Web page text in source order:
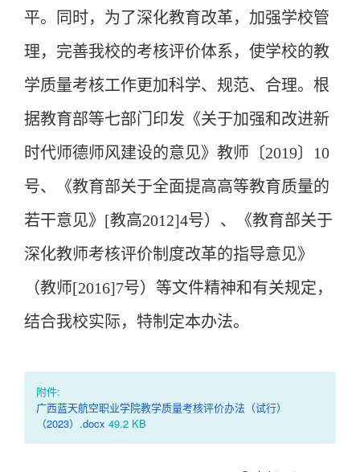
平。同时，为了深化教育改革，加强学校管
理，完善我校的考核评价体系，使学校的教
学质量考核工作更加科学、规范、合理。根
据教育部等七部门印发《关于加强和改进新
时代师德师风建设的意见》教师〔2019〕10
号、《教育部关于全面提高高等教育质量的
若干意见》 [教高2012]4号） 、
《教育部关于
深化教师考核评价制度改革的指导意见》
（教师[2016]7号） 等文件精神和有关规定，
结合我校实际，特制定本办法。
附件:
广西蓝天航空职业学院教学质量考核评价办法（试行）
（2023）.docx 49.2 KB